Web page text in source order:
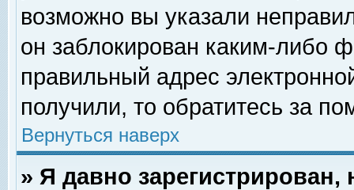
возможно вы указали
он заблокирован каким-либо
правильный адрес
получили, то обратитесь за
Вернуться наверх
» Я давно